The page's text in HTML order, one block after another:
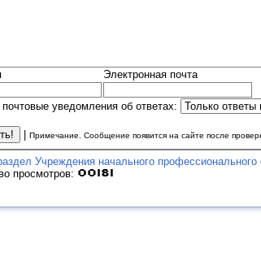
Электронная почта
уведомления об ответах:
Примечание. Сообщение появится на сайте после
Учреждения начального профессионального
просмотров: